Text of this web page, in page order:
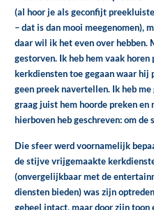
(al hoor je als geconfijt
– dat is dan mooi meegenomen),
daar wil ik het even over
gestorven. Ik heb hem vaak
kerkdiensten toe gegaan waar hij
geen preek navertellen. Ik heb
graag juist hem hoorde preken
hierboven heb geschreven: om
Die sfeer werd voornamelijk
de stijve vrijgemaakte
(onvergelijkbaar met de
diensten bieden) was zijn
geheel intact, maar door zijn